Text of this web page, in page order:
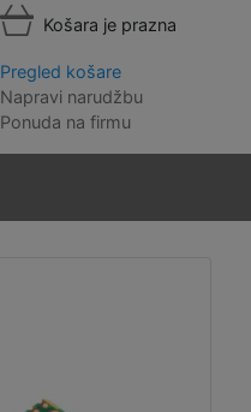
Košara je prazna
Pregled košare
Napravi narudžbu
Ponuda na firmu